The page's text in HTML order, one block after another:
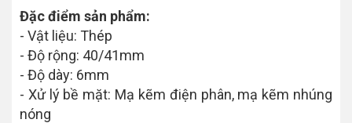
Đặc điểm sản phẩm:
- Vật liệu: Thép
- Độ rộng: 40/41mm
- Độ dày: 6mm
- Xử lý bề mặt: Mạ kẽm điện phân, mạ kẽm nhúng
nóng